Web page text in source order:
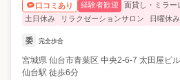
口コミあり
経験者歓迎 面貸し・ミラー
土日休み
リラクゼーションサロン 日曜休み
委 完全歩合
宮城県 仙台市青葉区 中央2-6-7 太田屋ビ
仙台駅 徒歩6分